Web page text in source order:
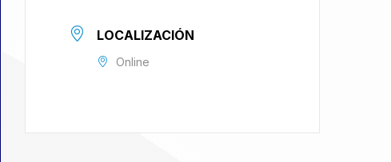
LOCALIZACIÓN
Online